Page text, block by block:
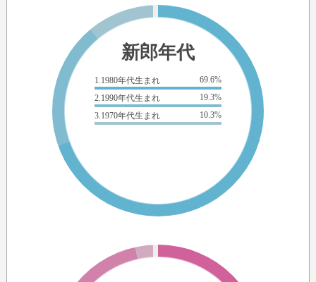
新郎年代
1.1980年代生まれ
69.6%
2.1990年代生まれ
19.3%
3.1970年代生まれ
10.3%